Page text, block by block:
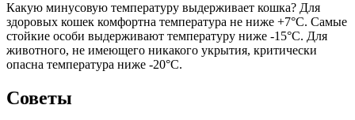
Какую минусовую температуру выдерживает кошка? Для
здоровых кошек комфортна температура не ниже +7°C. Самые
стойкие особи выдерживают температуру ниже -15°C. Для
животного, не имеющего никакого укрытия, критически
опасна температура ниже -20°C.
Советы